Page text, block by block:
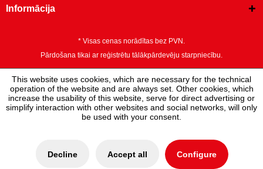
Informācija
* Visas cenas norādītas bez PVN.
Pārdošana tikai ar reģistrētu tālākpārdevēju starpniecību.
This website uses cookies, which are necessary for the technical
operation of the website and are always set. Other cookies, which
increase the usability of this website, serve for direct advertising or
simplify interaction with other websites and social networks, will only
be used with your consent.
Decline Accept all Configure